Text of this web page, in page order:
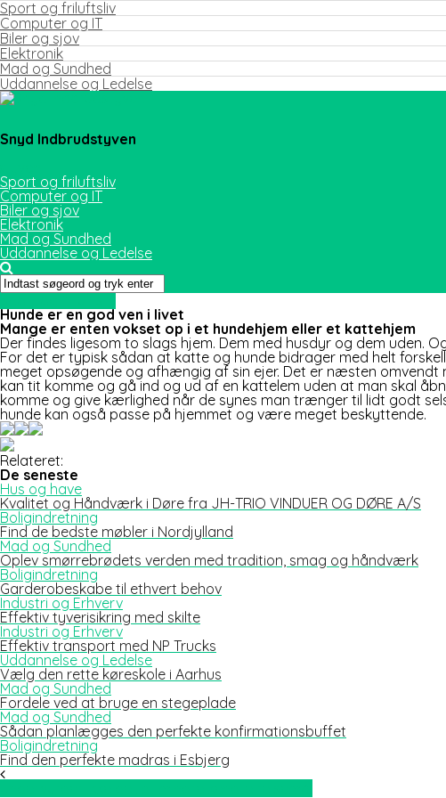
Sport og friluftsliv
Computer og IT
Biler og sjov
Elektronik
Mad og Sundhed
Uddannelse og Ledelse
Snyd Indbrudstyven
Sport og friluftsliv
Computer og IT
Biler og sjov
Elektronik
Mad og Sundhed
Uddannelse og Ledelse
Hunde er en god ven i livet
Mange er enten vokset op i et hundehjem eller et kattehjem
Der findes ligesom to slags hjem. Dem med husdyr og dem uden.
For det er typisk sådan at katte og hunde bidrager med helt
meget opsøgende og afhængig af sin ejer. Det er næsten omvendt
kan tit komme og gå ind og ud af en kattelem uden at man skal
komme og give kærlighed når de synes man trænger til lidt godt
hunde kan også passe på hjemmet og være meget beskyttende.
Relateret:
De seneste
Hus og have
Kvalitet og Håndværk i Døre fra JH-TRIO VINDUER OG DØRE A/S
Boligindretning
Find de bedste møbler i Nordjylland
Mad og Sundhed
Oplev smørrebrødets verden med tradition, smag og håndværk
Boligindretning
Garderobeskabe til ethvert behov
Industri og Erhverv
Effektiv tyverisikring med skilte
Industri og Erhverv
Effektiv transport med NP Trucks
Uddannelse og Ledelse
Vælg den rette køreskole i Aarhus
Mad og Sundhed
Fordele ved at bruge en stegeplade
Mad og Sundhed
Sådan planlægges den perfekte konfirmationsbuffet
Boligindretning
Find den perfekte madras i Esbjerg